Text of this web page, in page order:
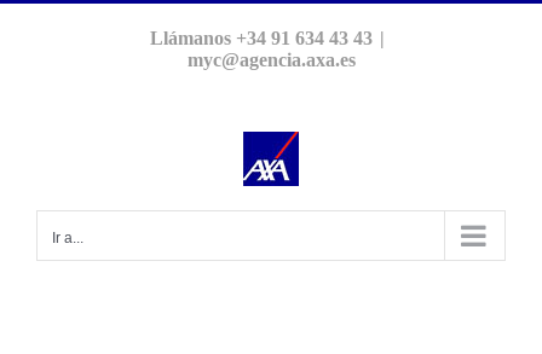
Llámanos +34 91 634 43 43 |
myc@agencia.axa.es
Ir a...